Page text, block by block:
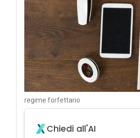
regime forfettario
Chiedi all'AI